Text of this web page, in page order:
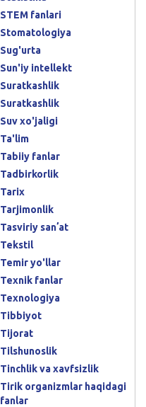
STEM fanlari
Stomatologiya
Sug'urta
Sun'iy intellekt
Suratkashlik
Suratkashlik
Suv xo'jaligi
Ta'lim
Tabiiy fanlar
Tadbirkorlik
Tarix
Tarjimonlik
Tasviriy sanʼat
Tekstil
Temir yo'llar
Texnik fanlar
Texnologiya
Tibbiyot
Tijorat
Tilshunoslik
Tinchlik va xavfsizlik
Tirik organizmlar haqidagi
fanlar